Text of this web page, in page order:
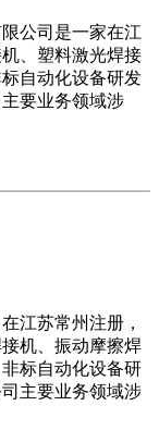
公司是一家在江
、塑料激光焊接
自动化设备研发
要业务领域涉
江苏常州注册，
机、振动摩擦焊
标自动化设备研
主要业务领域涉